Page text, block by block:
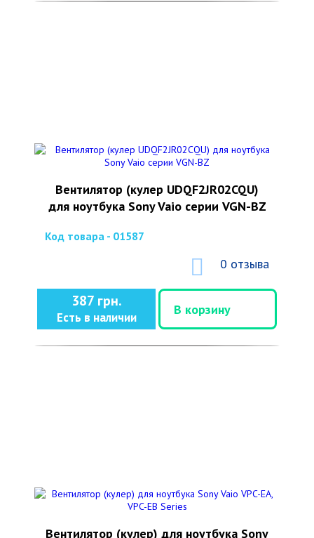
Вентилятор (кулер UDQF2JR02CQU)
для ноутбука Sony Vaio серии VGN-BZ
Код товара - 01587
0 отзыва
387 грн.
Есть в наличии
В корзину
Вентилятор (кулер) для ноутбука Sony